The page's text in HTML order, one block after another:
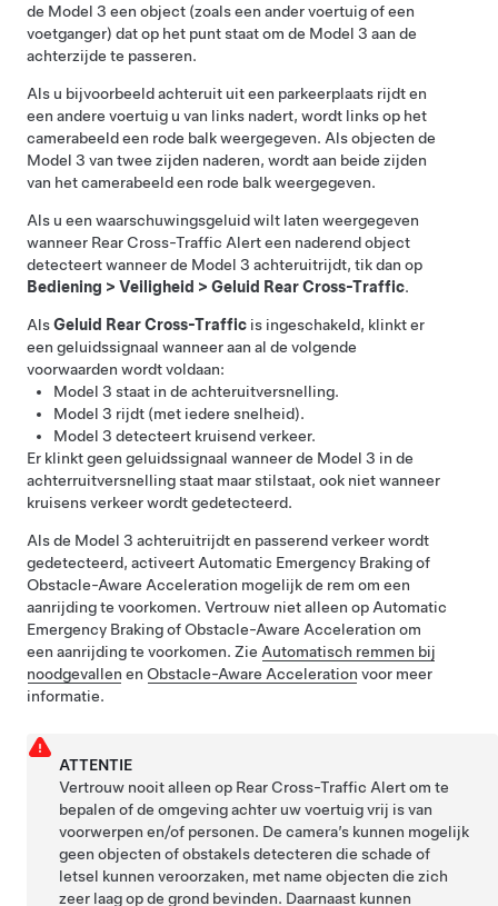
de Model 3 een object (zoals een ander voertuig of een
voetganger) dat op het punt staat om de Model 3 aan de
achterzijde te passeren.
Als u bijvoorbeeld achteruit uit een parkeerplaats rijdt en
een andere voertuig u van links nadert, wordt links op het
camerabeeld een rode balk weergegeven. Als objecten de
Model 3 van twee zijden naderen, wordt aan beide zijden
van het camerabeeld een rode balk weergegeven.
Als u een waarschuwingsgeluid wilt laten weergegeven
wanneer Rear Cross-Traffic Alert een naderend object
detecteert wanneer de Model 3 achteruitrijdt, tik dan op
Bediening > Veiligheid > Geluid Rear Cross-Traffic.
AlsGeluid Rear Cross-Traffic is ingeschakeld, klinkt er
een geluidssignaal wanneer aan al de volgende
voorwaarden wordt voldaan:
Model 3 staat in de achteruitversnelling.
Model 3 rijdt (met iedere snelheid).
Model 3 detecteert kruisend verkeer.
Er klinkt geen geluidssignaal wanneer de Model 3 in de
achterruitversnelling staat maar stilstaat, ook niet wanneer
kruisens verkeer wordt gedetecteerd.
Als de Model 3 achteruitrijdt en passerend verkeer wordt
gedetecteerd, activeert Automatic Emergency Braking of
Obstacle-Aware Acceleration mogelijk de rem om een
aanrijding te voorkomen. Vertrouw niet alleen op Automatic
Emergency Braking of Obstacle-Aware Acceleration om
een aanrijding te voorkomen. Zie Automatisch remmen bij
noodgevallen en Obstacle-Aware Acceleration voor meer
informatie.
ATTENTIE
Vertrouw nooit alleen op Rear Cross-Traffic Alert om te
bepalen of de omgeving achter uw voertuig vrij is van
voorwerpen en/of personen. De camera’s kunnen mogelijk
geen objecten of obstakels detecteren die schade of
letsel kunnen veroorzaken, met name objecten die zich
zeer laag op de grond bevinden. Daarnaast kunnen